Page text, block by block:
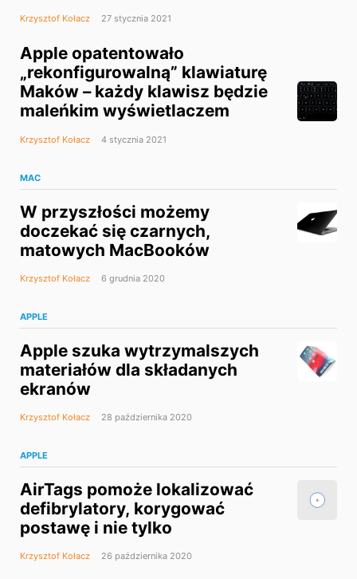
Krzysztof Kołacz 27 stycznia 2021
Apple opatentowało
„rekonfigurowalną” klawiaturę
Maków – każdy klawisz będzie
maleńkim wyświetlaczem
Krzysztof Kołacz 4 stycznia 2021
MAC
W przyszłości możemy
doczekać się czarnych,
matowych MacBooków
Krzysztof Kołacz 6 grudnia 2020
APPLE
Apple szuka wytrzymalszych
materiałów dla składanych
ekranów
Krzysztof Kołacz 28 października 2020
APPLE
AirTags pomoże lokalizować
defibrylatory, korygować
postawę i nie tylko
Krzysztof Kołacz 26 października 2020